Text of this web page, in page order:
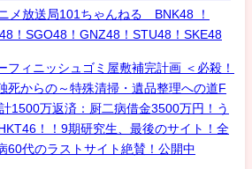
メ放送局101ちゃんねる BNK48 ！
！SGO48！GNZ48！STU48！SKE48
フィニッシュゴミ屋敷補完計画 ＜必殺！
死からの～特殊清掃・遺品整理への道F
1500万返済：厨二病借金3500万円！う
！！9期研究生、最後のサイト！全
60代のラストサイト絶賛！公開中